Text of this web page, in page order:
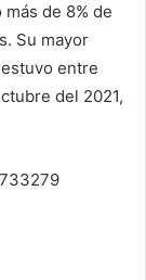
de 8% de
Su mayor
entre
del 2021,